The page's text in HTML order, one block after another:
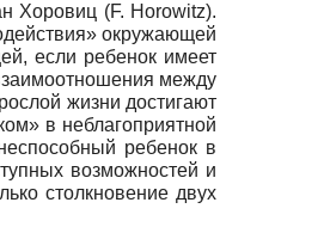
Хоровиц (F. Horowitz).
окружающей
если ребенок имеет
между
жизни достигают
в неблагоприятной
ребенок в
возможностей и
столкновение двух